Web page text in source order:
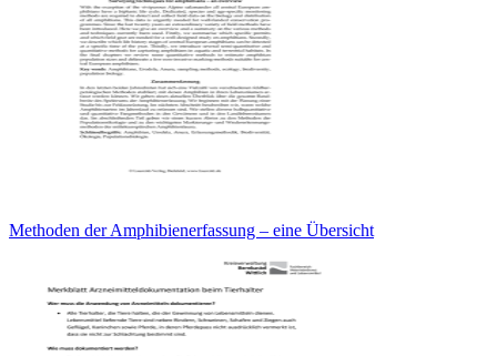
Methoden der Amphibienerfassung – eine Übersicht